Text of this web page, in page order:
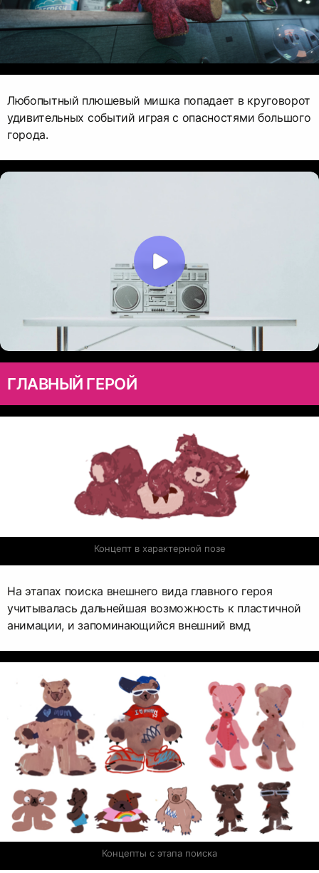
Любопытный плюшевый мишка попадает в круговорот
удивительных событий играя с опасностями большого
города.
ГЛАВНЫЙ ГЕРОЙ
Концепт в характерной позе
На этапах поиска внешнего вида главного героя
учитывалась дальнейшая возможность к пластичной
анимации, и запоминающийся внешний вмд
Концепты с этапа поиска